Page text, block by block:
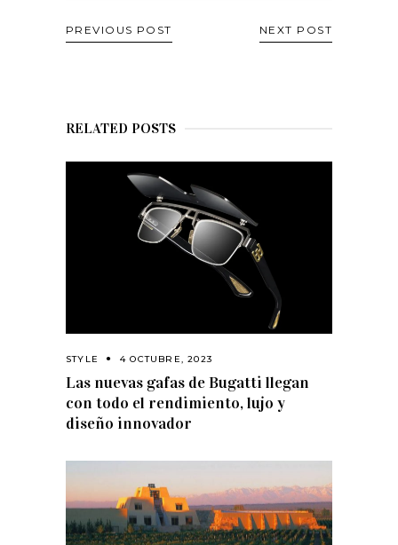
PREVIOUS POST NEXT POST
RELATED POSTS
STYLE 4 OCTUBRE, 2023
Las nuevas gafas de Bugatti llegan
con todo el rendimiento, lujo y
diseño innovador